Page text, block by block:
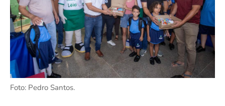
Foto: Pedro Santos.